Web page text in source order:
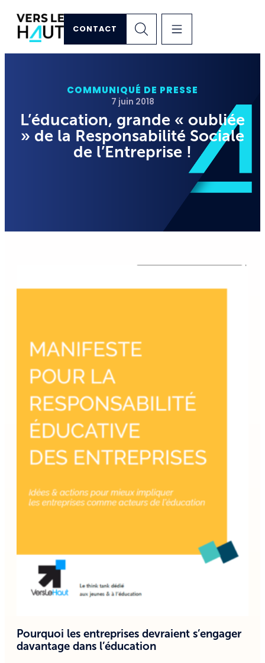
CONTACT
COMMUNIQUÉ DE PRESSE
7 juin 2018
L’éducation, grande « oubliée
» de la Responsabilité Sociale
de l’Entreprise !
Pourquoi les entreprises devraient s’engager
davantage dans l’éducation